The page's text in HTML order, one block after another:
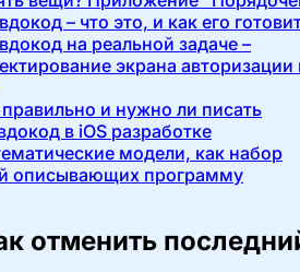
отменить
– что это, и как его
на реальной задаче –
экрана авторизации
и нужно ли писать
в iOS разработке
модели, как набор
описывающих программу